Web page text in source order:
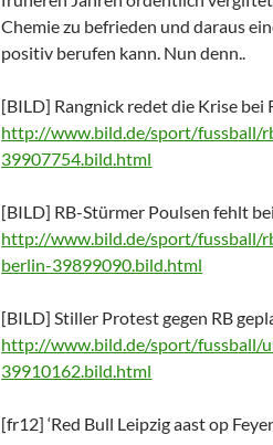
Chemie zu befrieden und daraus
positiv berufen kann. Nun denn..
[BILD] Rangnick redet die Krise bei
http://www.bild.de/sport/fussball/
39907754.bild.html
[BILD] RB-Stürmer Poulsen fehlt
http://www.bild.de/sport/fussball/
berlin-39899090.bild.html
[BILD] Stiller Protest gegen RB
http://www.bild.de/sport/fussball/
39910162.bild.html
[fr12] ‘Red Bull Leipzig aast op